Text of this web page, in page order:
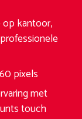
op kantoor,
pixels
met
touch